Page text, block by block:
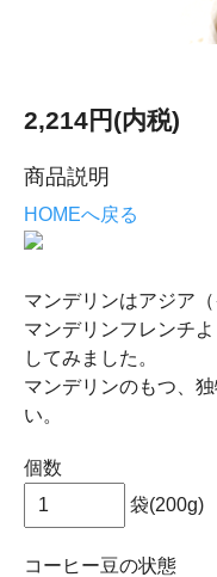
2,214円(内税)
商品説明
HOMEへ戻る
マンデリンはアジア
マンデリンフレンチ
してみました。
マンデリンのもつ、
い。
個数
袋(200g)
コーヒー豆の状態